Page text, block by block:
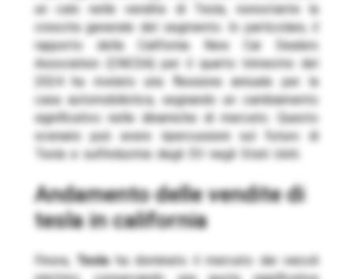
un calo nelle vendite di Tesla, nonostante la
crescita generale del segmento. In particolare, il
rapporto della California New Car Dealers
Association (CNCDA) per il quarto trimestre del
2024 ha rivelato una flessione annuale per la
casa automobilistica, segnando un cambiamento
significativo nelle dinamiche di mercato. Questo
scenario può avere ripercussioni sul futuro di
Tesla e sull’industria degli EV negli Stati Uniti.
andamento delle vendite di
tesla in california
Finora, Teslaha dominato il mercato dei veicoli